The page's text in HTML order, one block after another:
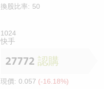
換股比率: 50
1024
快手
27772 認購
現價: 0.057 (-16.18%)